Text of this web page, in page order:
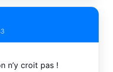
n’y croit pas !